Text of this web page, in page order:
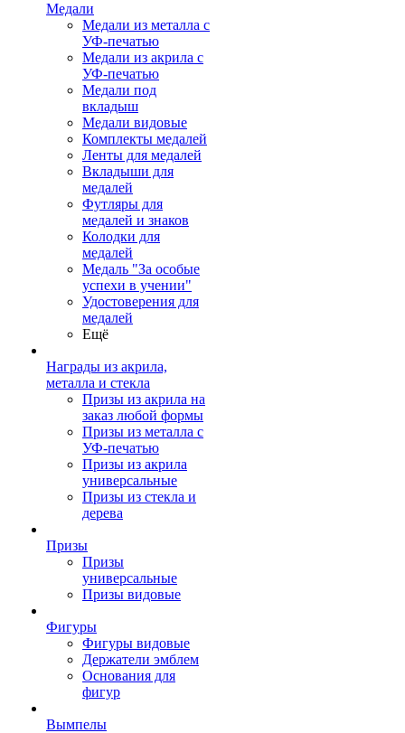
Медали
Медали из металла с
УФ-печатью
Медали из акрила с
УФ-печатью
Медали под
вкладыш
Медали видовые
Комплекты медалей
Ленты для медалей
Вкладыши для
медалей
Футляры для
медалей и знаков
Колодки для
медалей
Медаль "За особые
успехи в учении"
Удостоверения для
медалей
Ещё
Награды из акрила,
металла и стекла
Призы из акрила на
заказ любой формы
Призы из металла с
УФ-печатью
Призы из акрила
универсальные
Призы из стекла и
дерева
Призы
Призы
универсальные
Призы видовые
Фигуры
Фигуры видовые
Держатели эмблем
Основания для
фигур
Вымпелы